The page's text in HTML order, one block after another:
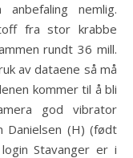
nemlig.
fra stor krabbe
rundt 36 mill.
av dataene så må
kommer til å bli
god vibrator
Danielsen (H) (født
Stavanger er i